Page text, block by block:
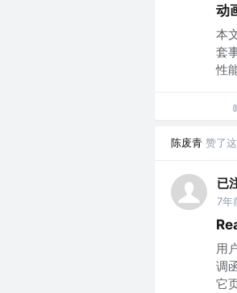
动
本
套
性
陈废青 赞了
已
7年
用
调
它